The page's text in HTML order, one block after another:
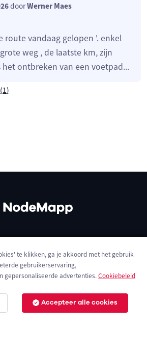
doorWerner Maes
route vandaag gelopen '. enkel
weg , de laatste km, zijn
het ontbreken van een voetpad...
1)
Cookies
te klikken, ga je akkoord met het gebruik
gebruikerservaring,
gepersonaliseerde advertenties.Cookiebeleid
Accepteer alle cookies